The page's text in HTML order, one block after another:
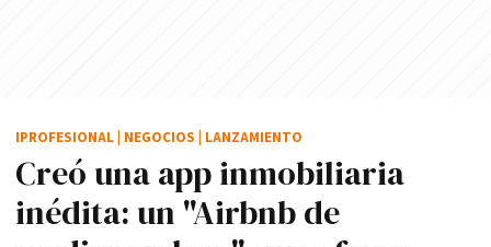
Creó una app inmobiliaria
inédita: un "Airbnb de
IPROFESIONAL NEGOCIOS LANZAMIENTO